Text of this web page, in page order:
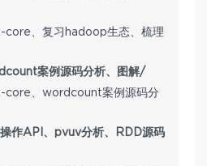
core、复习hadoop生态、梳理
案例源码分析、图解/
core、wordcount案例源码分
作API、pvuv分析、RDD源码